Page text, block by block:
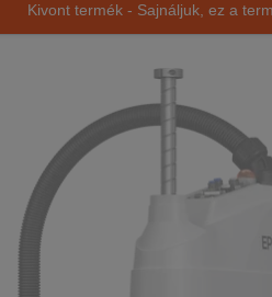
Kivont termék - Sajnáljuk, ez a